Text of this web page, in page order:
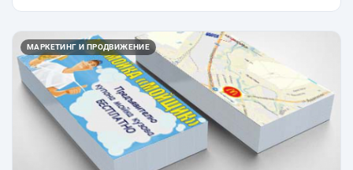
МАРКЕТИНГ И ПРОДВИЖЕНИЕ